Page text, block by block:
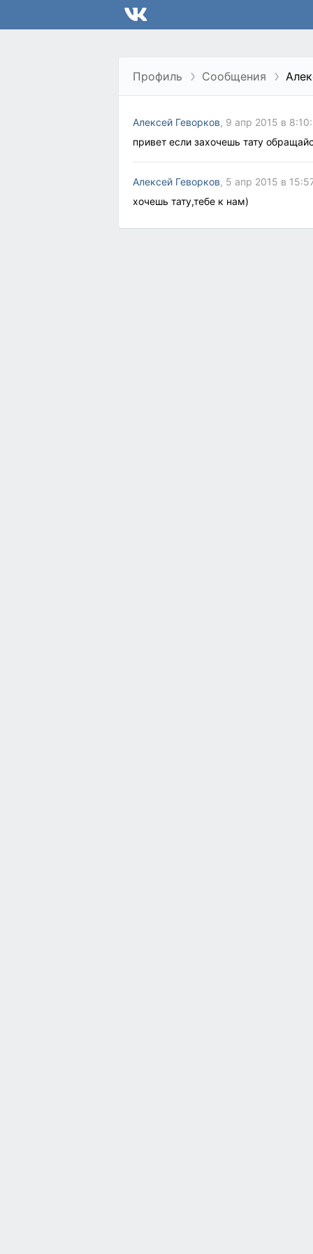
Профиль Сообщения
Алексей Геворков, 9 апр 2015 в
привет если захочешь тату
Алексей Геворков, 5 апр 2015 в
хочешь тату,тебе к нам)